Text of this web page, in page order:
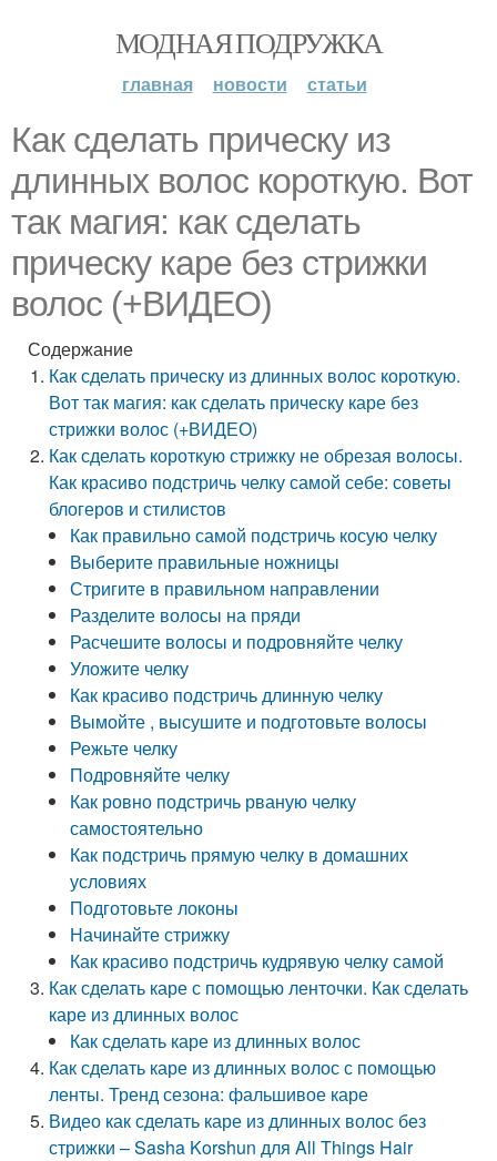
МОДНАЯ ПОДРУЖКА
главная новости статьи
Как сделать прическу из
длинных волос короткую. Вот
так магия: как сделать
прическу каре без стрижки
волос (+ВИДЕО)
Содержание
Как сделать прическу из длинных волос короткую.
Вот так магия: как сделать прическу каре без
стрижки волос (+ВИДЕО)
Как сделать короткую стрижку не обрезая волосы.
Как красиво подстричь челку самой себе: советы
блогеров и стилистов
Как правильно самой подстричь косую челку
Выберите правильные ножницы
Стригите в правильном направлении
Разделите волосы на пряди
Расчешите волосы и подровняйте челку
Уложите челку
Как красиво подстричь длинную челку
Вымойте , высушите и подготовьте волосы
Режьте челку
Подровняйте челку
Как ровно подстричь рваную челку
самостоятельно
Как подстричь прямую челку в домашних
условиях
Подготовьте локоны
Начинайте стрижку
Как красиво подстричь кудрявую челку самой
Как сделать каре с помощью ленточки. Как сделать
каре из длинных волос
Как сделать каре из длинных волос
Как сделать каре из длинных волос с помощью
ленты. Тренд сезона: фальшивое каре
Видео как сделать каре из длинных волос без
стрижки – Sasha Korshun для All Things Hair